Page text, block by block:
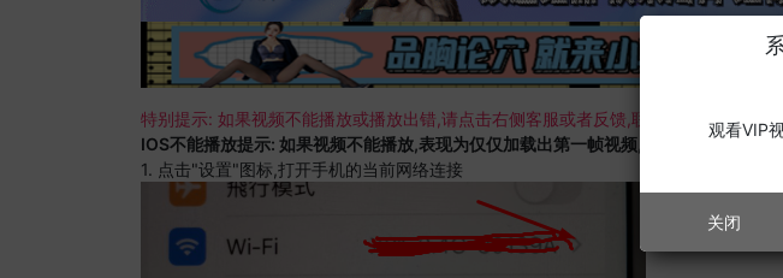
特别提示: 如果视频不能播放或播放出错,请点击右侧客服或者反馈,联系我们;
IOS不能播放提示: 如果视频不能播放,表现为仅仅加载出第一帧视频,且您的设备为苹果
1. 点击"设置"图标,打开手机的当前网络连接
观看VIP
关闭